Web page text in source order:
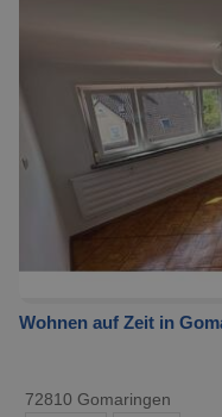
Wohnen auf Zeit in
72810 Gomaringen